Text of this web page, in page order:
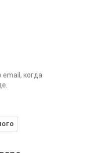
когда